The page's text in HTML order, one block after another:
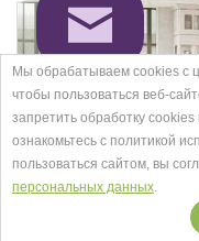
Мы обрабатываем cookies с
чтобы пользоваться веб-
запретить обработку
ознакомьтесь с политикой
пользоваться сайтом, вы
персональных данных.